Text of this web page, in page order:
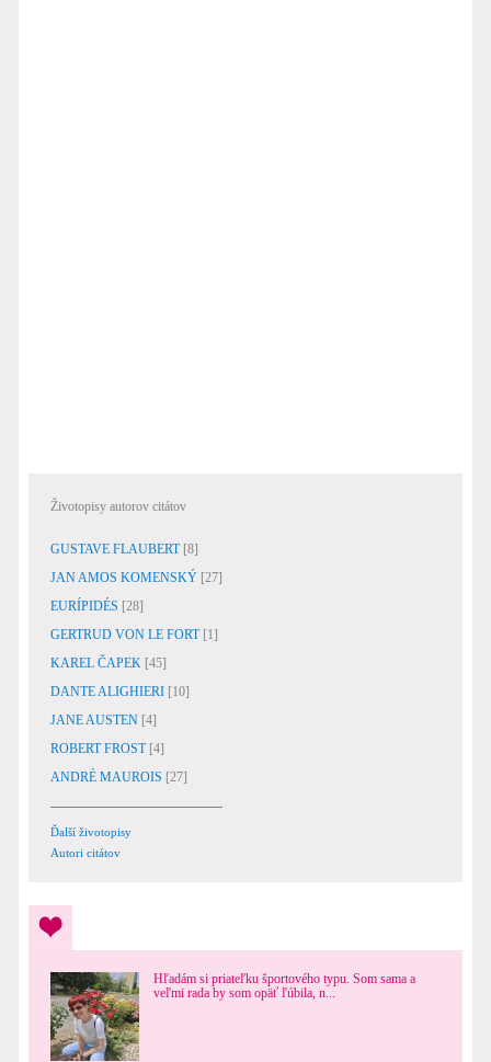
Životopisy autorov citátov
GUSTAVE FLAUBERT [8]
JAN AMOS KOMENSKÝ [27]
EURÍPIDÉS [28]
GERTRUD VON LE FORT [1]
KAREL ČAPEK [45]
DANTE ALIGHIERI [10]
JANE AUSTEN [4]
ROBERT FROST [4]
ANDRÉ MAUROIS [27]
Ďalší životopisy
Autori citátov
Hľadám si priateľku športového typu. Som sama a
veľmi rada by som opäť ľúbila, n...